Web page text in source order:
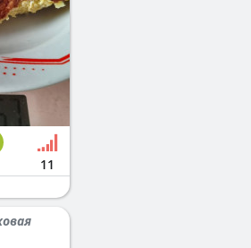
11